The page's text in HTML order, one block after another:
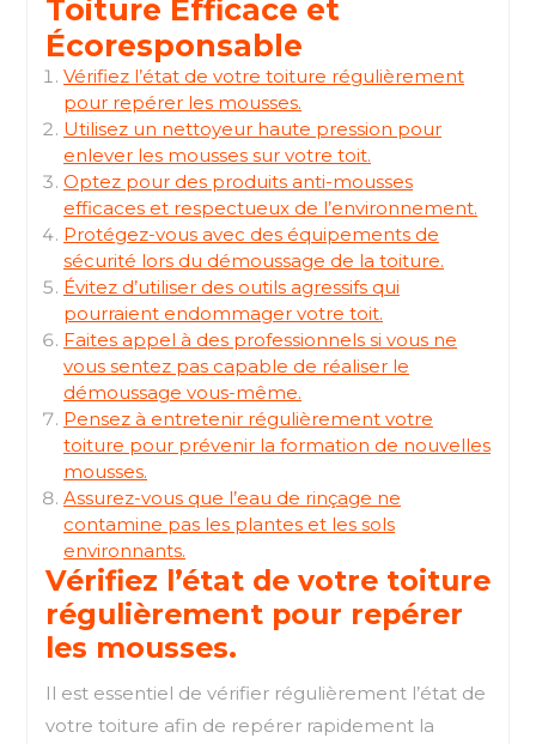
Toiture Efficace et
Écoresponsable
Vérifiez l’état de votre toiture régulièrement
pour repérer les mousses.
Utilisez un nettoyeur haute pression pour
enlever les mousses sur votre toit.
Optez pour des produits anti-mousses
efficaces et respectueux de l’environnement.
Protégez-vous avec des équipements de
sécurité lors du démoussage de la toiture.
Évitez d’utiliser des outils agressifs qui
pourraient endommager votre toit.
Faites appel à des professionnels si vous ne
vous sentez pas capable de réaliser le
démoussage vous-même.
Pensez à entretenir régulièrement votre
toiture pour prévenir la formation de nouvelles
mousses.
Assurez-vous que l’eau de rinçage ne
contamine pas les plantes et les sols
environnants.
Vérifiez l’état de votre toiture
régulièrement pour repérer
les mousses.
Il est essentiel de vérifier régulièrement l’état de
votre toiture afin de repérer rapidement la